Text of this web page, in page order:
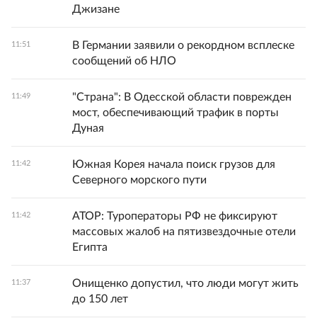
Джизане
11:51
В Германии заявили о рекордном всплеске
сообщений об НЛО
11:49
"Страна": В Одесской области поврежден
мост, обеспечивающий трафик в порты
Дуная
11:42
Южная Корея начала поиск грузов для
Северного морского пути
11:42
АТОР: Туроператоры РФ не фиксируют
массовых жалоб на пятизвездочные отели
Египта
11:37
Онищенко допустил, что люди могут жить
до 150 лет